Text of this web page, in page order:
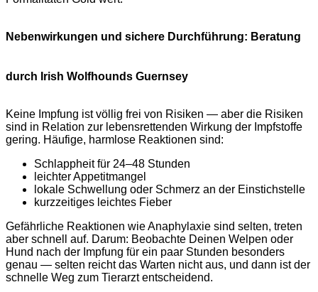
Nebenwirkungen und sichere Durchführung: Beratung
durch Irish Wolfhounds Guernsey
Keine Impfung ist völlig frei von Risiken — aber die Risiken
sind in Relation zur lebensrettenden Wirkung der Impfstoffe
gering. Häufige, harmlose Reaktionen sind:
Schlappheit für 24–48 Stunden
leichter Appetitmangel
lokale Schwellung oder Schmerz an der Einstichstelle
kurzzeitiges leichtes Fieber
Gefährliche Reaktionen wie Anaphylaxie sind selten, treten
aber schnell auf. Darum: Beobachte Deinen Welpen oder
Hund nach der Impfung für ein paar Stunden besonders
genau — selten reicht das Warten nicht aus, und dann ist der
schnelle Weg zum Tierarzt entscheidend.